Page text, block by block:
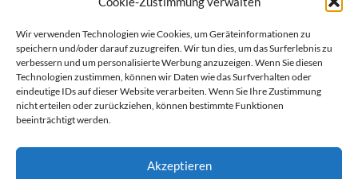
Wir verwenden Technologien wie Cookies, um Geräteinformationen zu
speichern und/oder darauf zuzugreifen. Wir tun dies, um das Surferlebnis zu
verbessern und um personalisierte Werbung anzuzeigen. Wenn Sie diesen
Technologien zustimmen, können wir Daten wie das Surfverhalten oder
eindeutige IDs auf dieser Website verarbeiten. Wenn Sie Ihre Zustimmung
nicht erteilen oder zurückziehen, können bestimmte Funktionen
beeinträchtigt werden.
Akzeptieren